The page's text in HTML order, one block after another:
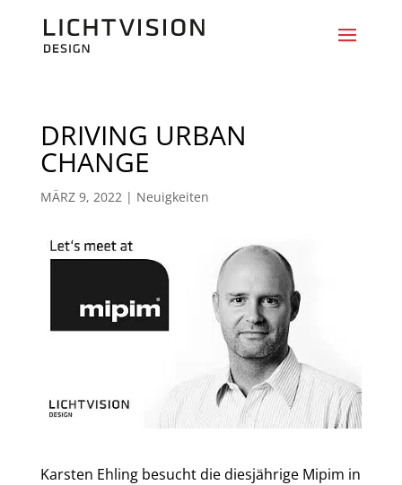
DRIVING URBAN
CHANGE
MÄRZ 9, 2022| Neuigkeiten
Karsten Ehling besucht die diesjährige Mipim in